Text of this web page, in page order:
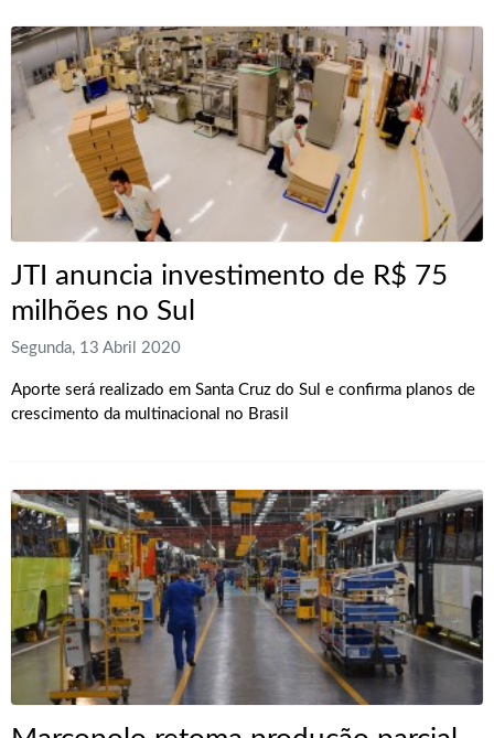
JTI anuncia investimento de R$ 75
milhões no Sul
Segunda, 13 Abril 2020
Aporte será realizado em Santa Cruz do Sul e confirma planos de
crescimento da multinacional no Brasil